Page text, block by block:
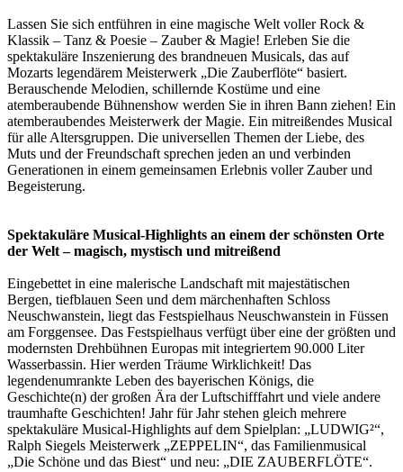
Lassen Sie sich entführen in eine magische Welt voller Rock &
Klassik – Tanz & Poesie – Zauber & Magie! Erleben Sie die
spektakuläre Inszenierung des brandneuen Musicals, das auf
Mozarts legendärem Meisterwerk „Die Zauberflöte“ basiert.
Berauschende Melodien, schillernde Kostüme und eine
atemberaubende Bühnenshow werden Sie in ihren Bann ziehen! Ein
atemberaubendes Meisterwerk der Magie. Ein mitreißendes Musical
für alle Altersgruppen. Die universellen Themen der Liebe, des
Muts und der Freundschaft sprechen jeden an und verbinden
Generationen in einem gemeinsamen Erlebnis voller Zauber und
Begeisterung.
Spektakuläre Musical-Highlights an einem der schönsten Orte
der Welt – magisch, mystisch und mitreißend
Eingebettet in eine malerische Landschaft mit majestätischen
Bergen, tiefblauen Seen und dem märchenhaften Schloss
Neuschwanstein, liegt das Festspielhaus Neuschwanstein in Füssen
am Forggensee. Das Festspielhaus verfügt über eine der größten und
modernsten Drehbühnen Europas mit integriertem 90.000 Liter
Wasserbassin. Hier werden Träume Wirklichkeit! Das
legendenumrankte Leben des bayerischen Königs, die
Geschichte(n) der großen Ära der Luftschifffahrt und viele andere
traumhafte Geschichten! Jahr für Jahr stehen gleich mehrere
spektakuläre Musical-Highlights auf dem Spielplan: „LUDWIG²“,
Ralph Siegels Meisterwerk „ZEPPELIN“, das Familienmusical
„Die Schöne und das Biest“ und neu: „DIE ZAUBERFLÖTE“.